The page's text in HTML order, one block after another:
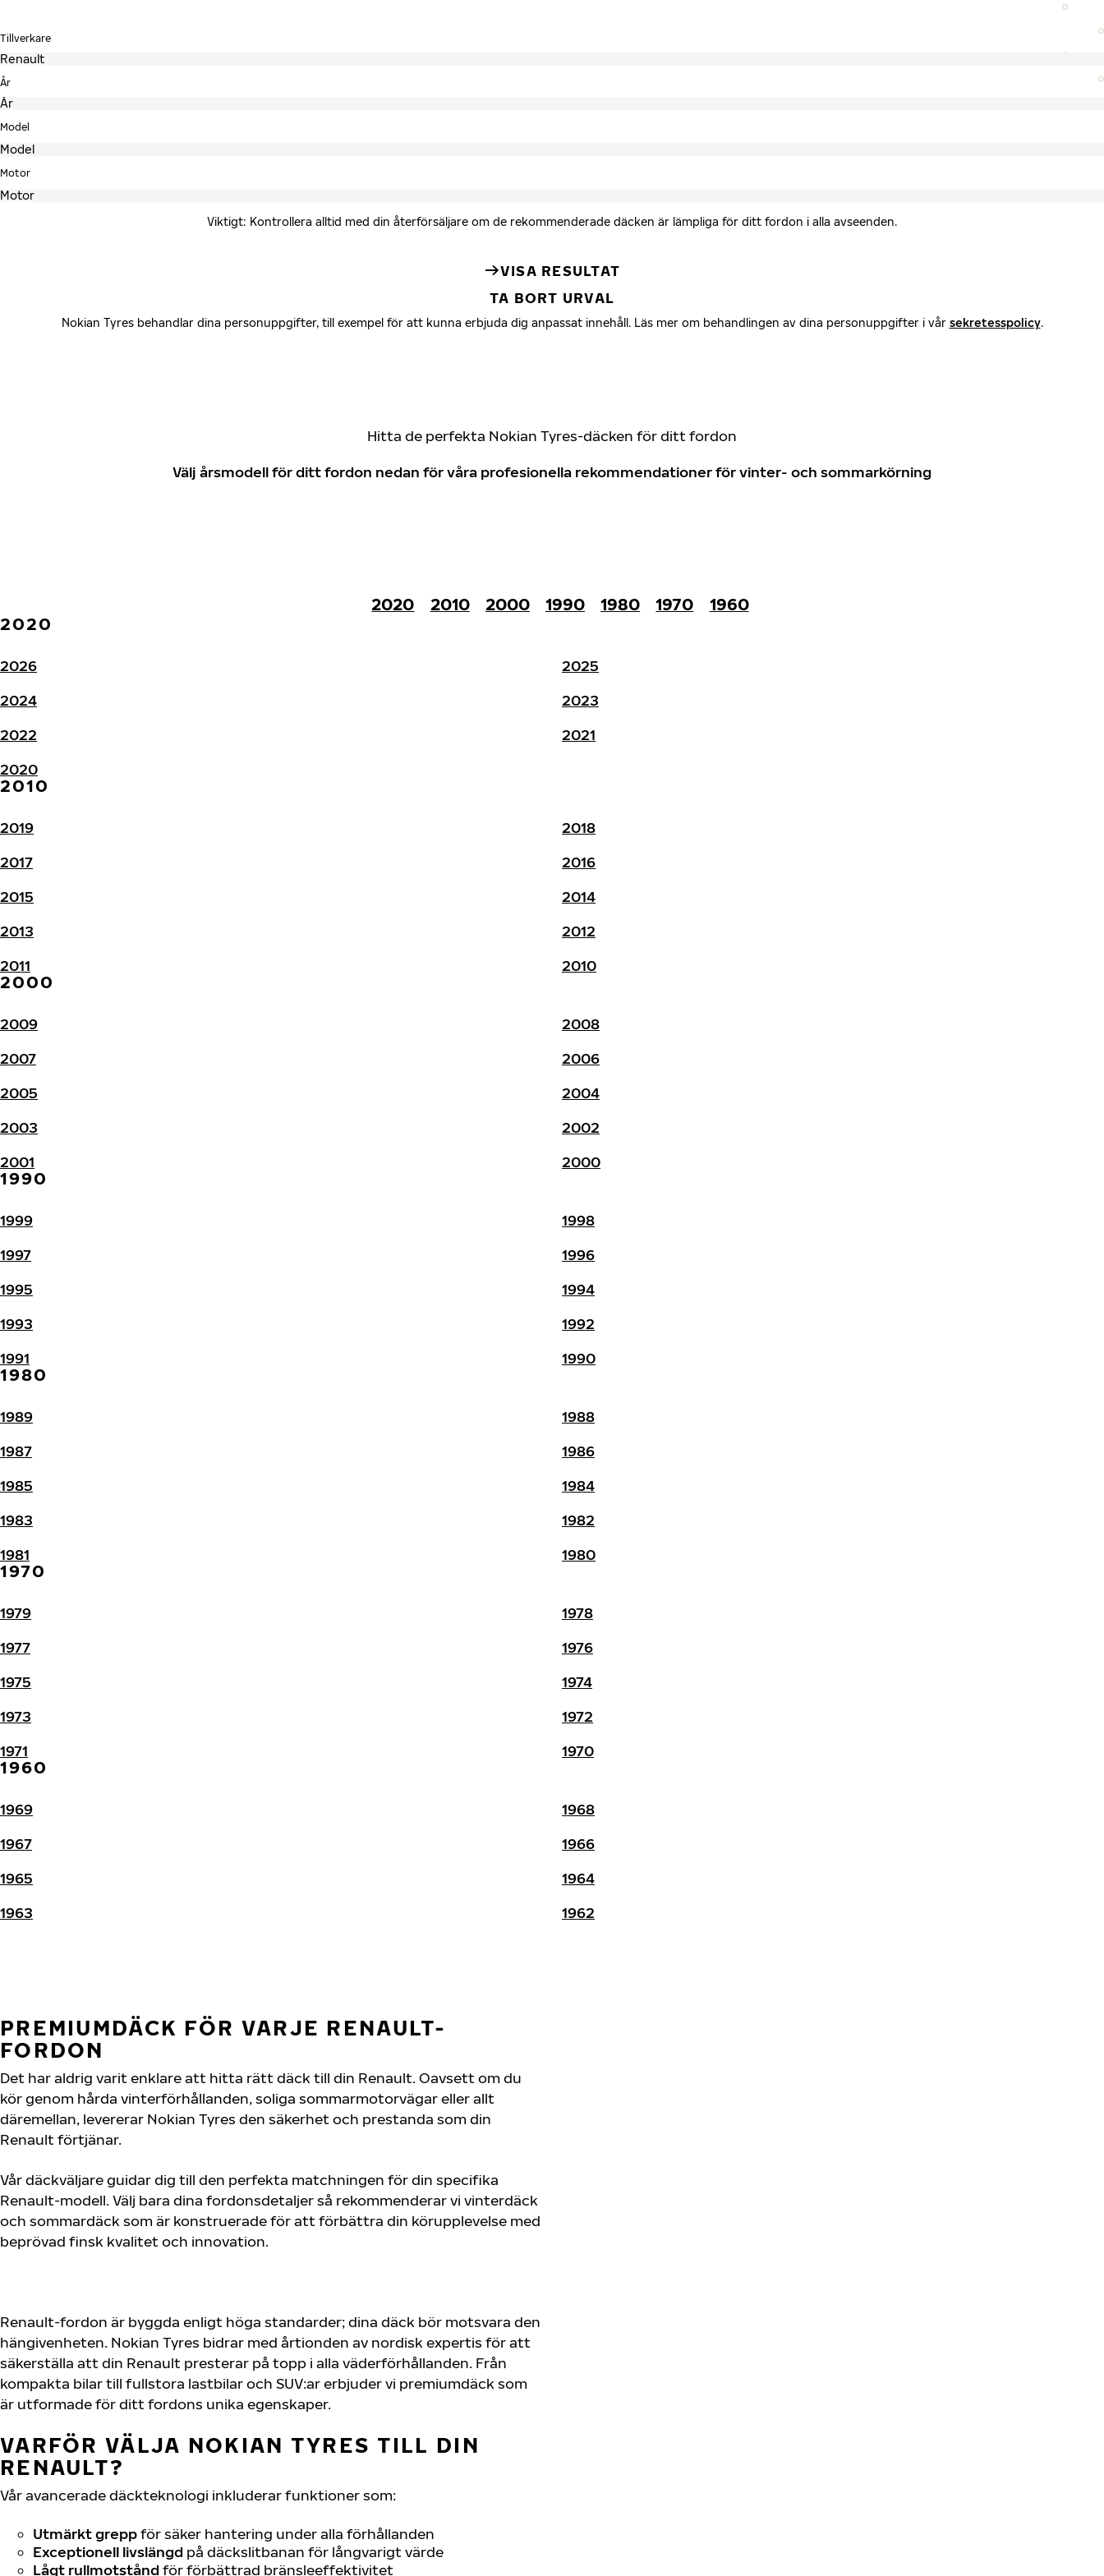
Tillverkare
År
Model
Motor
Viktigt: Kontrollera alltid med din återförsäljare om de rekommenderade däcken är lämpliga för ditt fordon i alla avseenden.
VISA RESULTAT
TA BORT URVAL
Nokian Tyres behandlar dina personuppgifter, till exempel för att kunna erbjuda dig anpassat innehåll. Läs mer om behandlingen av dina personuppgifter i vår sekretesspolicy.
Hitta de perfekta Nokian Tyres-däcken för ditt fordon
Välj årsmodell för ditt fordon nedan för våra profesionella rekommendationer för vinter- och sommarkörning
2020 2010 2000 1990 1980 1970
1960
2020
2026
2025
2024
2023
2022
2021
2020
2010
2019
2018
2017
2016
2015
2014
2013
2012
2011
2010
2000
2009
2008
2007
2006
2005
2004
2003
2002
2001
2000
1990
1999
1998
1997
1996
1995
1994
1993
1992
1991
1990
1980
1989
1988
1987
1986
1985
1984
1983
1982
1981
1980
1970
1979
1978
1977
1976
1975
1974
1973
1972
1971
1970
1960
1969
1968
1967
1966
1965
1964
1963
1962
PREMIUMDÄCK FÖR VARJE RENAULT-
FORDON
Det har aldrig varit enklare att hitta rätt däck till din Renault. Oavsett om du
kör genom hårda vinterförhållanden, soliga sommarmotorvägar eller allt
däremellan, levererar Nokian Tyres den säkerhet och prestanda som din
Renault förtjänar.
Vår däckväljare guidar dig till den perfekta matchningen för din specifika
Renault-modell. Välj bara dina fordonsdetaljer så rekommenderar vi vinterdäck
och sommardäck som är konstruerade för att förbättra din körupplevelse med
beprövad finsk kvalitet och innovation.
Renault-fordon är byggda enligt höga standarder; dina däck bör motsvara den
hängivenheten. Nokian Tyres bidrar med årtionden av nordisk expertis för att
säkerställa att din Renault presterar på topp i alla väderförhållanden. Från
kompakta bilar till fullstora lastbilar och SUV:ar erbjuder vi premiumdäck som
är utformade för ditt fordons unika egenskaper.
VARFÖR VÄLJA NOKIAN TYRES TILL DIN
RENAULT?
Vår avancerade däckteknologi inkluderar funktioner som:
Utmärkt greppför säker hantering under alla förhållanden
Exceptionell livslängd på däckslitbanan för långvarigt värde
Lågt rullmotstånd för förbättrad bränsleeffektivitet